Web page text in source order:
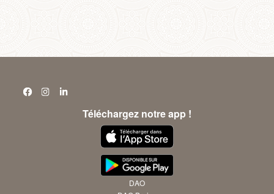
Téléchargez notre app !
DAO